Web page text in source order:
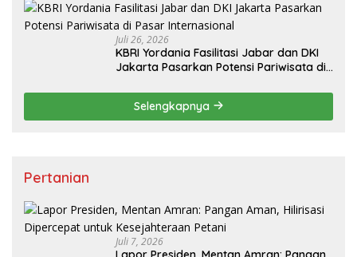
Juli 26, 2026
KBRI Yordania Fasilitasi Jabar dan DKI
Jakarta Pasarkan Potensi Pariwisata di
Selengkapnya
Pertanian
Juli 7, 2026